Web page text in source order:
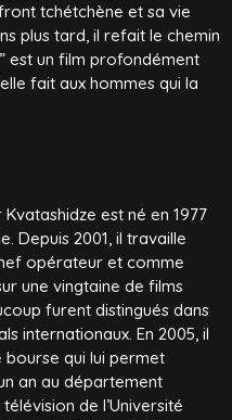
tchétchène et sa vie
plus tard, il refait le chemin
est un film profondément
fait aux hommes qui la
est né en 1977
Depuis 2001, il travaille
opérateur et comme
une vingtaine de films
furent distingués dans
internationaux. En 2005, il
bourse qui lui permet
an au département
de l’Université